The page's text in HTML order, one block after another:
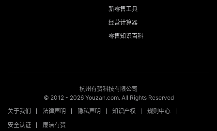
新零售工具
经营计算器
零售知识百科
杭州有赞科技有限公司
© 2012 - 2026Youzan.com. All Rights Reserved
关于我们
法律声明 隐私声明 知识产权
规则中心
安全认证
廉洁有赞